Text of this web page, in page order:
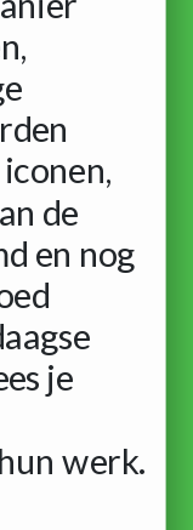
de
en nog
je
werk.